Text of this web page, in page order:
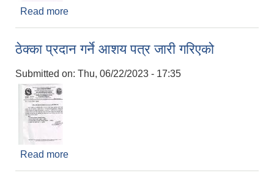
Read more
ठेक्का प्रदान गर्ने आशय पत्र जारी गरिएको
Submitted on: Thu, 06/22/2023 - 17:35
Read more